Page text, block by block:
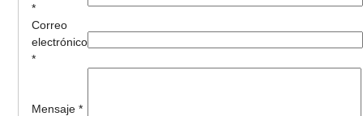
*
Correo
electrónico
*
Mensaje *